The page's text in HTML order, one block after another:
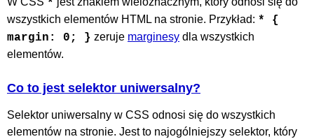
*
wszystkich elementów HTML na stronie. Przykład: * {
margin: 0; } zeruje marginesy dla wszystkich
elementów.
Co to jest selektor uniwersalny?
Selektor uniwersalny w CSS odnosi się do wszystkich
elementów na stronie. Jest to najogólniejszy selektor, który